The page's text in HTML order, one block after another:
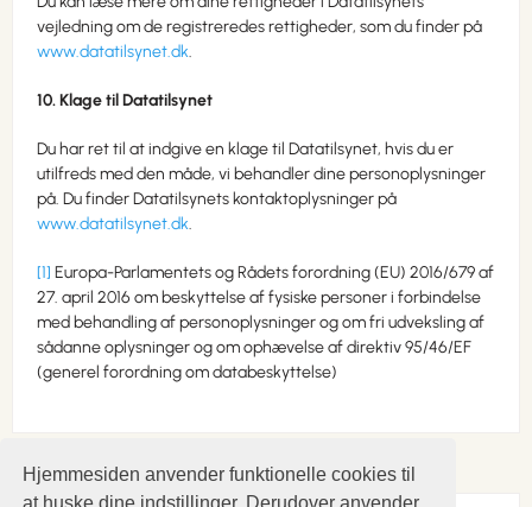
Hjemmesiden anvender funktionelle cookies til
at huske dine indstillinger. Derudover anvender
vejledning om de registreredes rettigheder, som du finder på
www.datatilsynet.dk.
10. Klage til Datatilsynet
Du har ret til at indgive en klage til Datatilsynet, hvis du er
utilfreds med den måde, vi behandler dine personoplysninger
på. Du finder Datatilsynets kontaktoplysninger på
www.datatilsynet.dk.
[1] Europa-Parlamentets og Rådets forordning (EU) 2016/679 af
27. april 2016 om beskyttelse af fysiske personer i forbindelse
med behandling af personoplysninger og om fri udveksling af
sådanne oplysninger og om ophævelse af direktiv 95/46/EF
(generel forordning om databeskyttelse)